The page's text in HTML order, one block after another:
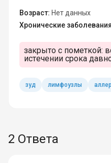
Возраст: Нет данных
Хронические
закрыто с пометкой:
истечении срока
зуд лимфоузлы
2 Ответа